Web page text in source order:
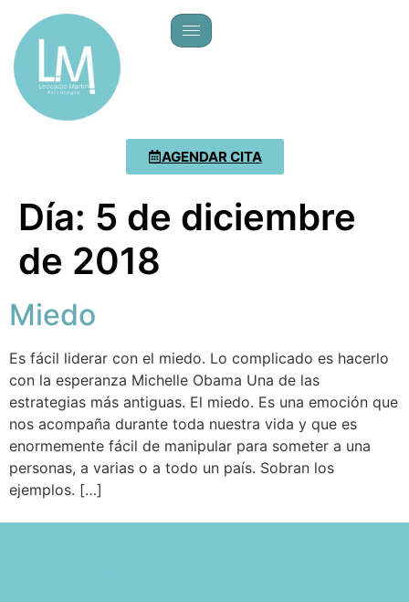
AGENDAR CITA
Día: 5 de diciembre
de 2018
Miedo
Es fácil liderar con el miedo. Lo complicado es hacerlo
con la esperanza Michelle Obama Una de las
estrategias más antiguas. El miedo. Es una emoción que
nos acompaña durante toda nuestra vida y que es
enormemente fácil de manipular para someter a una
personas, a varias o a todo un país. Sobran los
ejemplos. […]